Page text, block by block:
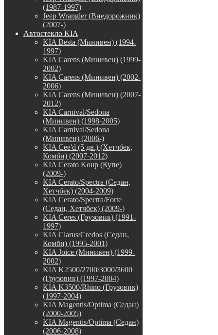
(1987-1997)
Jeep Wrangler (Внедорожник)
(2007-)
Автостекло KIA
KIA Besta (Минивен) (1994-
1997)
KIA Carens (Минивен) (1999-
2002)
KIA Carens (Минивен) (2002-
2006)
KIA Carens (Минивен) (2007-
2012)
KIA Carnival/Sedona
(Минивен) (1998-2005)
KIA Carnival/Sedona
(Минивен) (2006-)
KIA Cee'd (5 дв.) (Хетчбек,
Комби) (2007-2012)
KIA Cerato Koup (Купе)
(2009-)
KIA Cerato/Spectra (Седан,
Хетчбек) (2004-2009)
KIA Cerato/Spectra/Forte
(Седан, Хетчбек) (2009-)
KIA Ceres (Грузовик) (1991-
1997)
KIA Clarus/Credos (Седан,
Комби) (1995-2001)
KIA Joice (Минивен) (1999-
2002)
KIA K2500/2700/3000/3600
(Грузовик) (1997-2004)
KIA K3500/Rhino (Грузовик)
(1997-2004)
KIA Magentis/Optima (Седан)
(2000-2005)
KIA Magentis/Optima (Седан)
(2006-2008)